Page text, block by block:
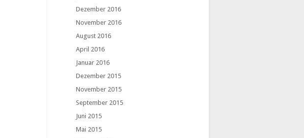
Dezember 2016
November 2016
August 2016
April 2016
Januar 2016
Dezember 2015
November 2015
September 2015
Juni 2015
Mai 2015